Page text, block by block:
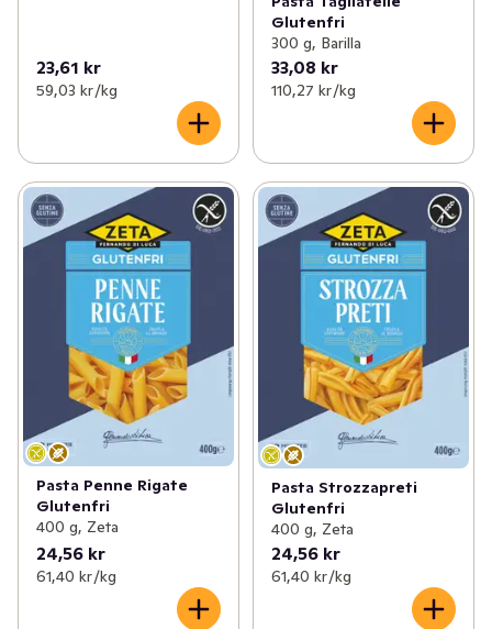
23,61 kr
59,03 kr /kg
Glutenfri
300 g, Barilla
33,08 kr
110,27 kr /kg
Pasta Penne Rigate
Glutenfri
400 g, Zeta
24,56 kr
61,40 kr /kg
Pasta Strozzapreti
Glutenfri
400 g, Zeta
24,56 kr
61,40 kr /kg